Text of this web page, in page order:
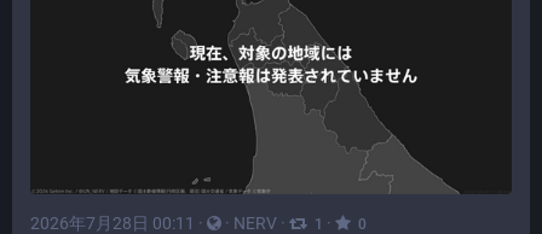
2026年7月28日 00:11 · · NERV · 1 · 0